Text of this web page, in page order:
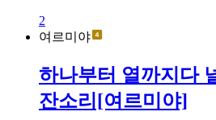
2
여르미야
하나부터 열까지다
잔소리[여르미야]